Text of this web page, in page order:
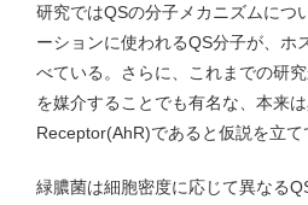
研究ではQSの分子メカニズムにつ
ーションに使われるQS分子が、ホ
べている。さらに、これまでの研
を媒介することでも有名な、本来
Receptor(AhR)であると仮説を立て
緑膿菌は細胞密度に応じて異なる